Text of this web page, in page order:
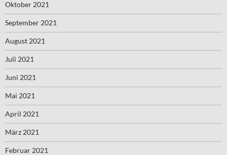
Oktober 2021
September 2021
August 2021
Juli 2021
Juni 2021
Mai 2021
April 2021
März 2021
Februar 2021